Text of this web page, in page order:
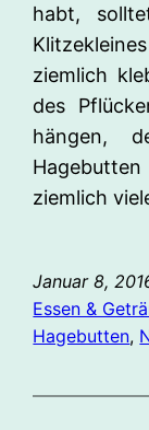
habt,
ziemlich
des
hängen,
ziemlich
Januar 8,
Essen &
Hagebutten,